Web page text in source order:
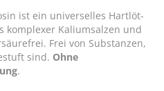
ist ein universelles Hartlöt-
komplexer Kaliumsalzen und
Frei von Substanzen,
sind. Ohne
.